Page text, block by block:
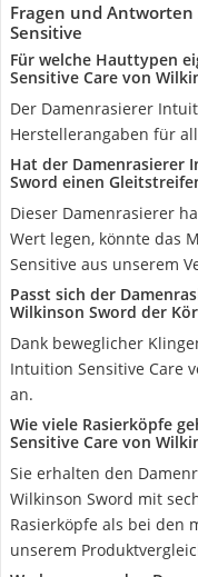
Fragen und
Sensitive
Für welche Hauttypen
Sensitive Care von
Der Damenrasierer
Herstellerangaben für
Hat der Damenrasierer
Sword einen
Dieser Damenrasierer
Wert legen, könnte das
Sensitive aus unserem
Passt sich der
Wilkinson Sword der
Dank beweglicher
Intuition Sensitive Care
an.
Wie viele Rasierköpfe
Sensitive Care von
Sie erhalten den
Wilkinson Sword mit
Rasierköpfe als bei den
unserem